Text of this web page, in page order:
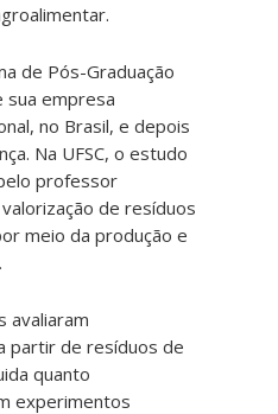
de Pós-Graduação
sua empresa
no Brasil, e depois
Na UFSC, o estudo
professor
de resíduos
meio da produção e
avaliaram
partir de resíduos de
quanto
experimentos